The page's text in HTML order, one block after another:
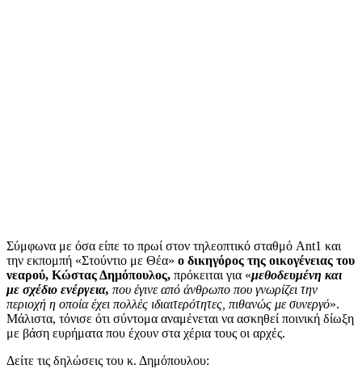
Σύμφωνα με όσα είπε το πρωί στον τηλεοπτικό σταθμό Ant1 και
την εκπομπή «Στούντιο με Θέα» ο δικηγόρος της οικογένειας του
νεαρού, Κώστας Δημόπουλος, πρόκειται για «μεθοδευμένη και
με σχέδιο ενέργεια, που έγινε από άνθρωπο που γνωρίζει την
περιοχή η οποία έχει πολλές ιδιαιτερότητες, πιθανώς με συνεργό».
Μάλιστα, τόνισε ότι σύντομα αναμένεται να ασκηθεί ποινική δίωξη
με βάση ευρήματα που έχουν στα χέρια τους οι αρχές.
Δείτε τις δηλώσεις του κ. Δημόπουλου: